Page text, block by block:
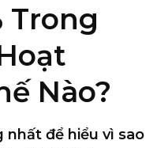
Trong
Nào?
để hiểu vì sao